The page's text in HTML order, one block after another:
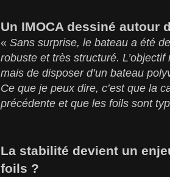
Un IMOCA dessiné autour
« Sans surprise, le bateau a été
robuste et très structuré.
mais de disposer d’un bateau
Ce que je peux dire, c’est que la
précédente et que les foils sont
La stabilité devient un
foils ?